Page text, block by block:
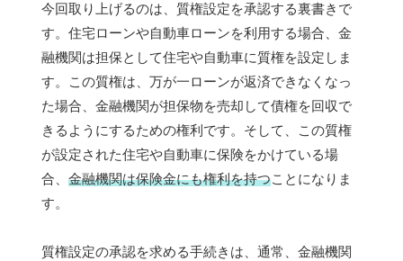
今回取り上げるのは、質権設定を承認する裏書きで
す。住宅ローンや自動車ローンを利用する場合、金
融機関は担保として住宅や自動車に質権を設定しま
す。この質権は、万が一ローンが返済できなくなっ
た場合、金融機関が担保物を売却して債権を回収で
きるようにするための権利です。そして、この質権
が設定された住宅や自動車に保険をかけている場
合、 金融機関は保険金にも権利を持つことになりま
す。
質権設定の承認を求める手続きは、通常、金融機関